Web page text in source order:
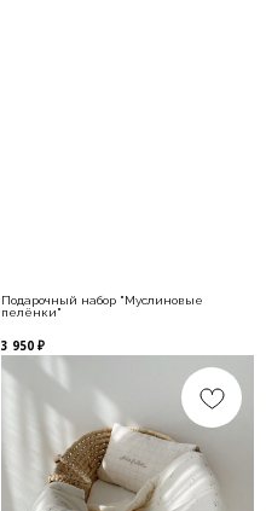
Подарочный набор "Муслиновые
пелёнки"
3 950 ₽